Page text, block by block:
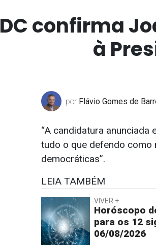
DC confirma
à
por Flávio Gomes de
“A candidatura
tudo o que defendo como
democráticas”.
LEIA TAMBÉM
VIVER +
Horóscopo
para os 12
06/08/2026